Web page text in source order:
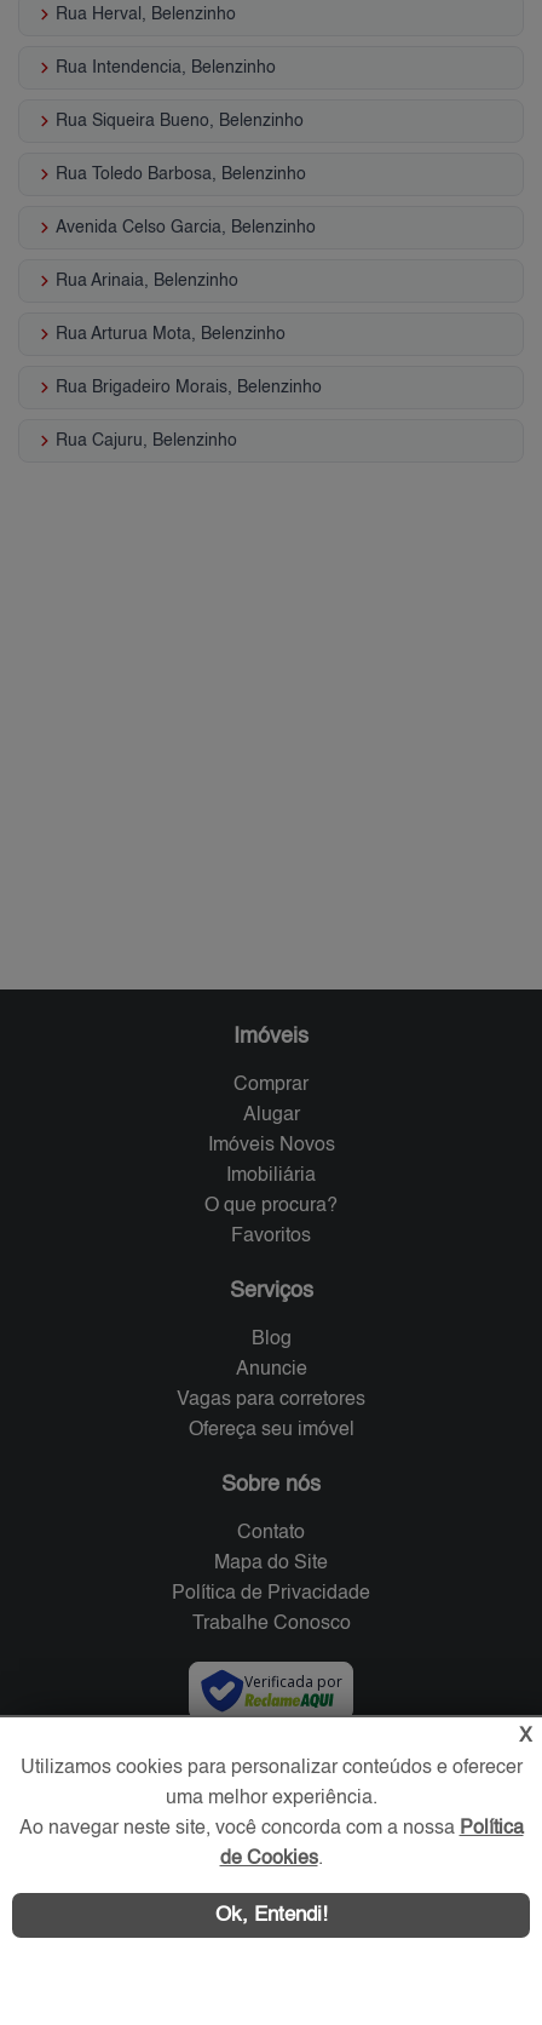
keyboard_arrow_right Rua Herval, Belenzinho
keyboard_arrow_right Rua Intendencia, Belenzinho
keyboard_arrow_right Rua Siqueira Bueno, Belenzinho
keyboard_arrow_right Rua Toledo Barbosa, Belenzinho
keyboard_arrow_right Avenida Celso Garcia, Belenzinho
keyboard_arrow_right Rua Arinaia, Belenzinho
keyboard_arrow_right Rua Arturua Mota, Belenzinho
keyboard_arrow_right Rua Brigadeiro Morais, Belenzinho
keyboard_arrow_right Rua Cajuru, Belenzinho
Imóveis
Comprar
Alugar
Imóveis Novos
Imobiliária
O que procura?
Favoritos
Serviços
Blog
Anuncie
Vagas para corretores
Ofereça seu imóvel
Sobre nós
Contato
Mapa do Site
Política de Privacidade
Trabalhe Conosco
Verificada por
Redes Sociais
X
Utilizamos cookies para personalizar conteúdos e oferecer
uma melhor experiência.
Ao navegar neste site, você concorda com a nossa Política
de Cookies.
Ok, Entendi!